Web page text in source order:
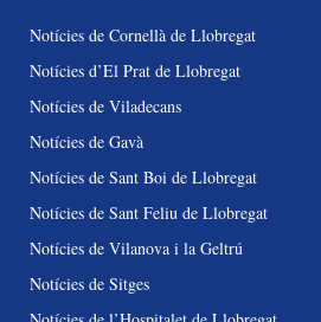
Notícies de Cornellà de Llobregat
Notícies d’El Prat de Llobregat
Notícies de Viladecans
Notícies de Gavà
Notícies de Sant Boi de Llobregat
Notícies de Sant Feliu de Llobregat
Notícies de Vilanova i la Geltrú
Notícies de Sitges